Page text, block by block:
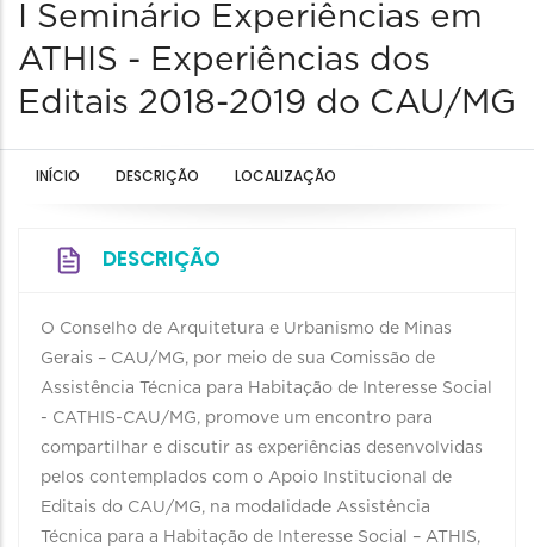
I Seminário Experiências em
ATHIS - Experiências dos
Editais 2018-2019 do CAU/MG
INÍCIO DESCRIÇÃO LOCALIZAÇÃO
DESCRIÇÃO
O Conselho de Arquitetura e Urbanismo de Minas
Gerais – CAU/MG, por meio de sua Comissão de
Assistência Técnica para Habitação de Interesse Social
- CATHIS-CAU/MG, promove um encontro para
compartilhar e discutir as experiências desenvolvidas
pelos contemplados com o Apoio Institucional de
Editais do CAU/MG, na modalidade Assistência
Técnica para a Habitação de Interesse Social – ATHIS,